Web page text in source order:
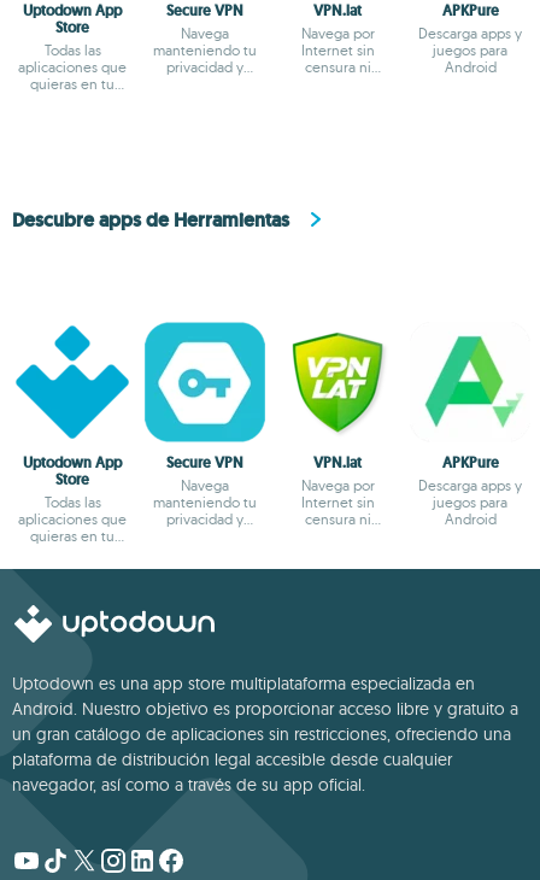
Uptodown App
Store
Todas las
aplicaciones que
quieras en tu
Secure VPN
Navega
manteniendo tu
privacidad y
VPN.lat
Navega por
Internet sin
censura ni
APKPure
Descarga apps y
juegos para
Android
Descubre apps de Herramientas
Uptodown App
Store
Todas las
aplicaciones que
quieras en tu
Secure VPN
Navega
manteniendo tu
privacidad y
VPN.lat
Navega por
Internet sin
censura ni
APKPure
Descarga apps y
juegos para
Android
Uptodown es una app store multiplataforma especializada en
Android. Nuestro objetivo es proporcionar acceso libre y gratuito a
un gran catálogo de aplicaciones sin restricciones, ofreciendo una
plataforma de distribución legal accesible desde cualquier
navegador, así como a través de su app oficial.